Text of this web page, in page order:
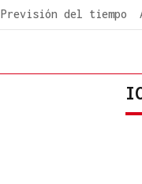
Previsión del tiempo